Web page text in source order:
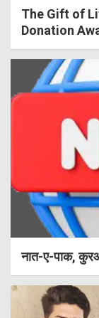
The Gift of
Donation
नात-ए-पाक,